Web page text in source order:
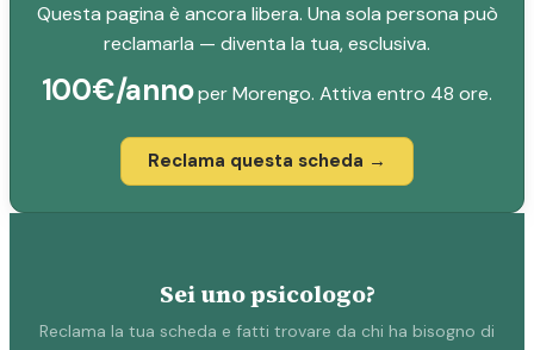
Questa pagina è ancora libera. Una sola persona può
reclamarla — diventa la tua, esclusiva.
100€/annoper Morengo. Attiva entro 48 ore.
Reclama questa scheda →
Sei uno psicologo?
Reclama la tua scheda e fatti trovare da chi ha bisogno di